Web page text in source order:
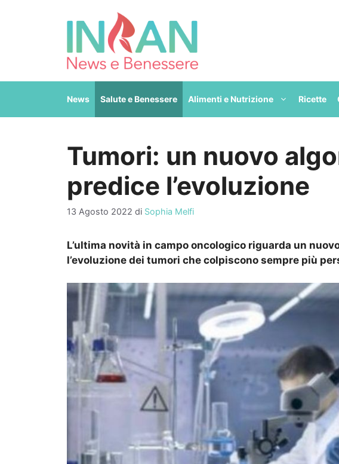
News Salute e Benessere Alimenti e Nutrizione Ricette
Tumori: un nuovo
predice l’evoluzione
13 Agosto 2022 di Sophia Melfi
L’ultima novità in campo oncologico riguarda un
l’evoluzione dei tumori che colpiscono sempre più